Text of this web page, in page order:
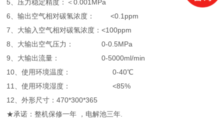
5、压力稳定精度：＜0.001MPa
6、输出空气相对碳氢浓度： <0.1ppm
7、大输入空气相对碳氢浓度：<100ppm
8、大输出空气压力： 0-0.5MPa
9、大输出流量： 0-5000ml/min
10、使用环境温度： 0-40℃
11、使用环境湿度： <85%
12、外形尺寸：470*300*365
★承诺：整机保修一年 ，电解池三年.